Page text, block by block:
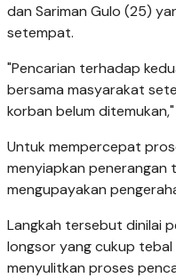
dan Sariman Gulo (25)
setempat.
"Pencarian terhadap
bersama masyarakat
korban belum
Untuk mempercepat
menyiapkan penerangan
mengupayakan
Langkah tersebut dinilai
longsor yang cukup
menyulitkan proses